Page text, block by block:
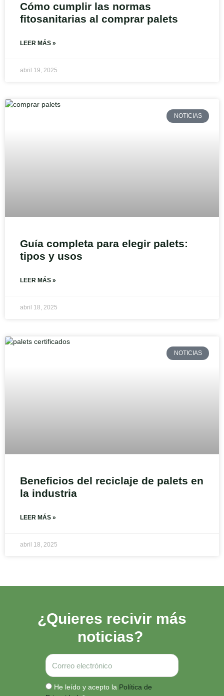
Cómo cumplir las normas
fitosanitarias al comprar palets
LEER MÁS »
abril 19, 2025
NOTICIAS
Guía completa para elegir palets:
tipos y usos
LEER MÁS »
abril 18, 2025
NOTICIAS
Beneficios del reciclaje de palets en
la industria
LEER MÁS »
abril 18, 2025
¿Quieres recivir más
noticias?
Correo
electrónico
He leído y acepto la Política de